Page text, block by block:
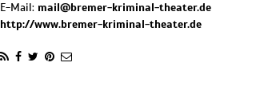
E-Mail: mail@bremer-kriminal-theater.de
http://www.bremer-kriminal-theater.de